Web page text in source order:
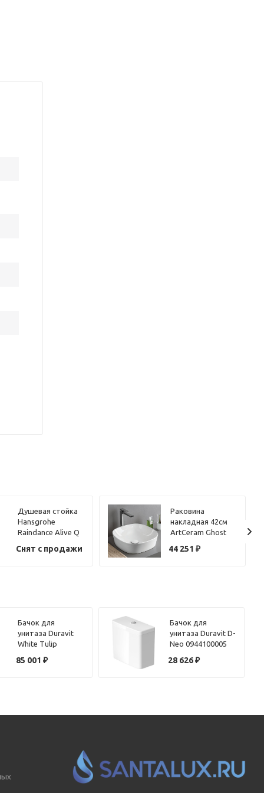
Душевая стойка
Hansgrohe
Raindance Alive Q
Снят с продажи
Раковина
накладная 42см
ArtCeram Ghost
44 251 ₽
Бачок для
унитаза Duravit
White Tulip
белый,
85 001 ₽
Бачок для
унитаза Duravit D-
Neo 0944100005
подключение
28 626₽